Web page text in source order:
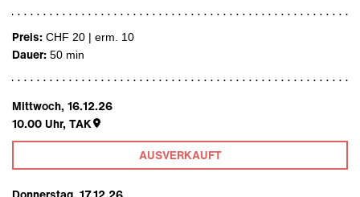
Preis: CHF 20 | erm. 10
Dauer: 50 min
Mittwoch, 16.12.26
10.00 Uhr,TAK
AUSVERKAUFT